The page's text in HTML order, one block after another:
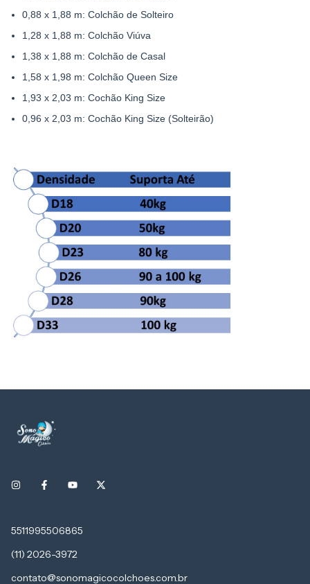
0,88 x 1,88 m: Colchão de Solteiro
1,28 x 1,88 m: Colchão Viúva
1,38 x 1,88 m: Colchão de Casal
1,58 x 1,98 m: Colchão Queen Size
1,93 x 2,03 m: Cochão King Size
0,96 x 2,03 m: Cochão King Size (Solteirão)
5511995506865
(11) 2026-3972
contato@sonomagicocolchoes.com.br